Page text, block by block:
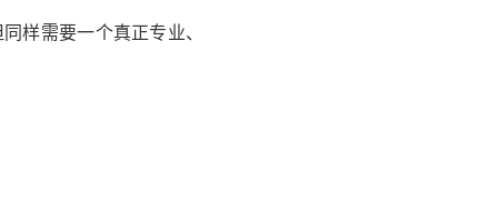
样需要一个真正专业、